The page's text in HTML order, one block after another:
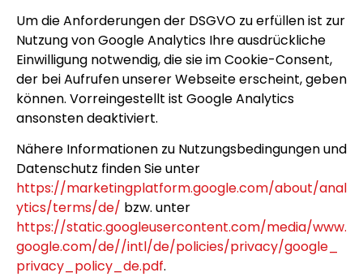
Um die Anforderungen der DSGVO zu erfüllen ist zur
Nutzung von Google Analytics Ihre ausdrückliche
Einwilligung notwendig, die sie im Cookie-Consent,
der bei Aufrufen unserer Webseite erscheint, geben
können. Vorreingestellt ist Google Analytics
ansonsten deaktiviert.
Nähere Informationen zu Nutzungsbedingungen und
Datenschutz finden Sie unter
https://marketingplatform.google.com/about/anal
ytics/terms/de/ bzw. unter
https://static.googleusercontent.com/media/www.
google.com/de//intl/de/policies/privacy/google_
privacy_policy_de.pdf.